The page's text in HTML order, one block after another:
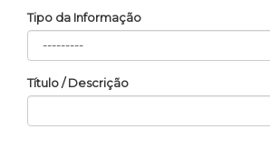
Tipo da Informação
Título / Descrição